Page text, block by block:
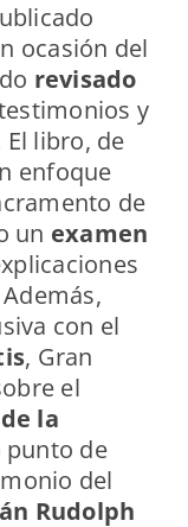
ocasión del
revisado
y
libro, de
enfoque
de
un examen
con el
, Gran
el
la
punto de
del
Rudolph